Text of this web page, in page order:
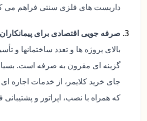
داربست های فلزی سنتی فراهم می
صرفه جویی اقتصادی برای پیمانکاران
بالای پروژه ها و تعدد ساختمانها و
گزینه ای مقرون به صرفه است.
جای خرید کلایمر، از خدمات اجاره
که همراه با نصب، اپراتور و پشتیبانی